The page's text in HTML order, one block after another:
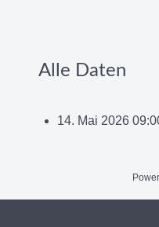
Alle Daten
14. Mai 2026